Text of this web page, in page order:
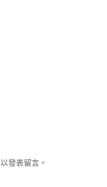
以發表留言。